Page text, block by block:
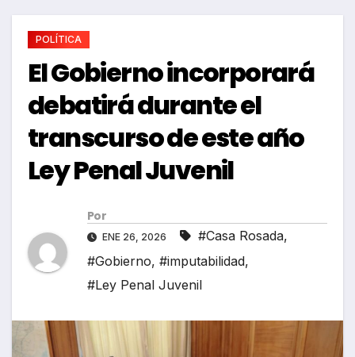
POLÍTICA
El Gobierno incorporará
debatirá durante el
transcurso de este año
Ley Penal Juvenil
Por
ENE 26, 2026 #Casa Rosada,
#Gobierno, #imputabilidad,
#Ley Penal Juvenil